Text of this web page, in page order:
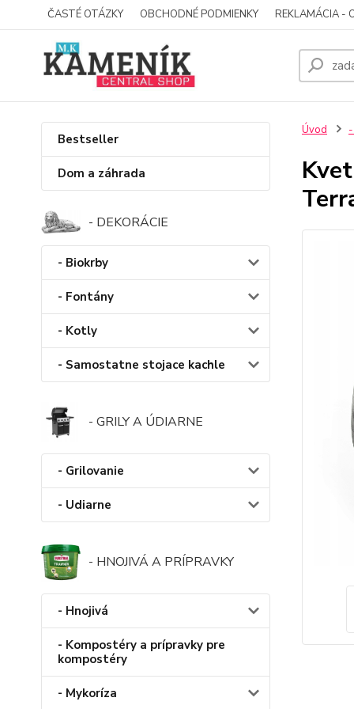
ČASTÉ OTÁZKY OBCHODNÉ PODMIENKY REKLAMÁCIA -
Bestseller
Dom a záhrada
- DEKORÁCIE
- Biokrby
- Fontány
- Kotly
- Samostatne stojace kachle
- GRILY A ÚDIARNE
- Grilovanie
- Udiarne
- HNOJIVÁ A PRÍPRAVKY
- Hnojivá
- Kompostéry a prípravky pre
kompostéry
- Mykoríza
Úvod